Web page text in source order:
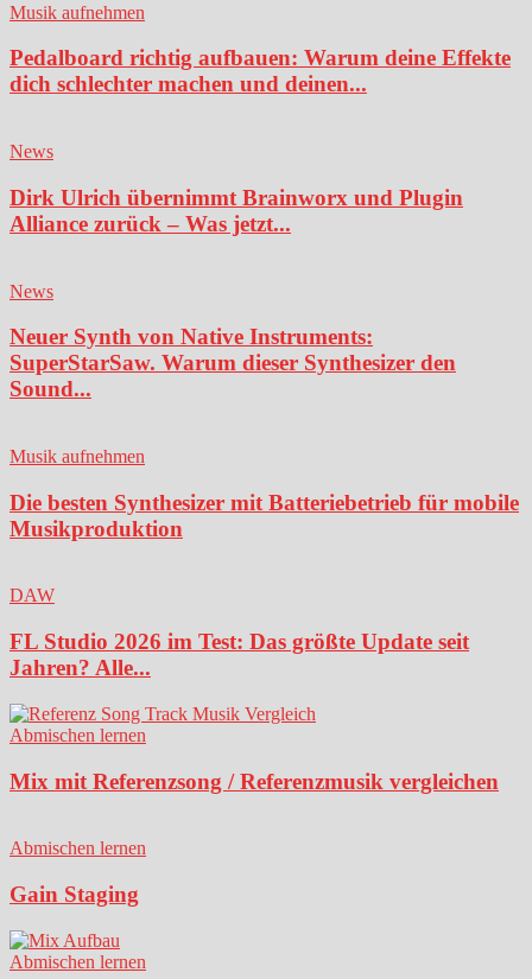
Musik aufnehmen
Pedalboard richtig aufbauen: Warum deine Effekte
dich schlechter machen und deinen...
News
Dirk Ulrich übernimmt Brainworx und Plugin
Alliance zurück – Was jetzt...
News
Neuer Synth von Native Instruments:
SuperStarSaw. Warum dieser Synthesizer den
Sound...
Musik aufnehmen
Die besten Synthesizer mit Batteriebetrieb für mobile
Musikproduktion
DAW
FL Studio 2026 im Test: Das größte Update seit
Jahren? Alle...
Abmischen lernen
Mix mit Referenzsong / Referenzmusik vergleichen
Abmischen lernen
Gain Staging
Abmischen lernen